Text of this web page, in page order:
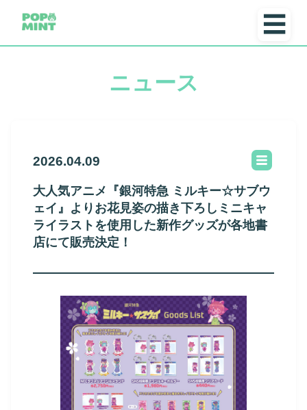
☰
ニュース
2026.04.09
大人気アニメ『銀河特急 ミルキー☆サブウ
ェイ』よりお花見姿の描き下ろしミニキャ
ライラストを使用した新作グッズが各地書
店にて販売決定！